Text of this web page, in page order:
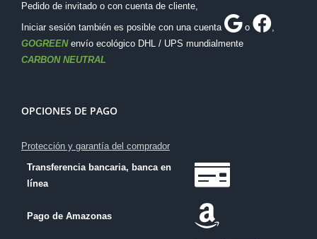
Pedido de invitado o con cuenta de cliente,
Iniciar sesión también es posible con una cuenta
o
,
GOGREENenvío ecológico DHL / UPS mundialmente
CARBON NEUTRAL
OPCIONES DE PAGO
Protección y garantía del comprador
Transferencia bancaria, banca en
línea
Pago de Amazonas